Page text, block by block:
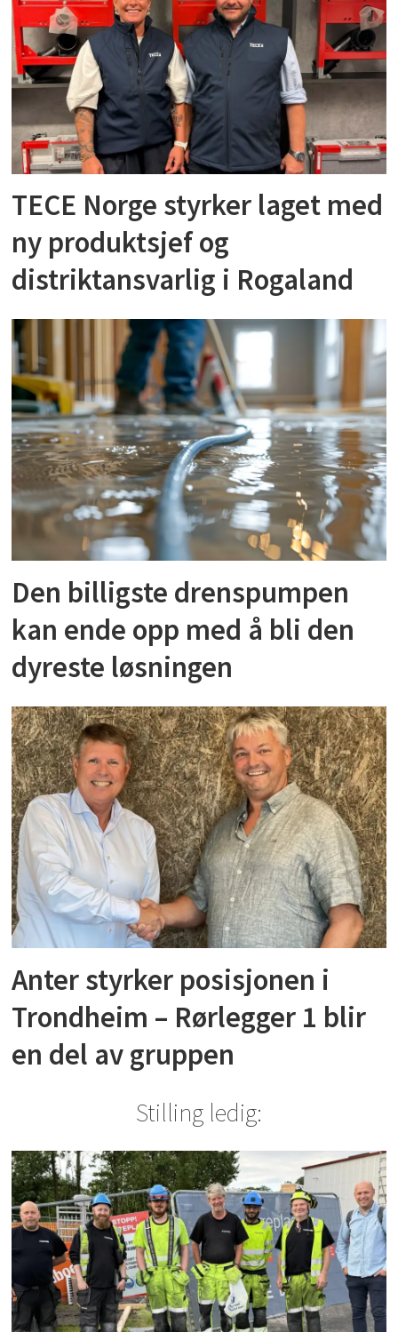
TECE Norge styrker laget med
ny produktsjef og
distriktansvarlig i Rogaland
Den billigste drenspumpen
kan ende opp med å bli den
dyreste løsningen
Anter styrker posisjonen i
Trondheim – Rørlegger 1 blir
en del av gruppen
Stilling ledig: